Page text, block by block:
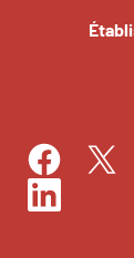
Facebook
LinkedIn